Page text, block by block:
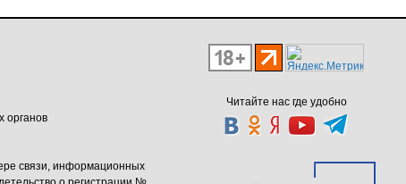
Читайте нас где удобно
органов
связи, информационных